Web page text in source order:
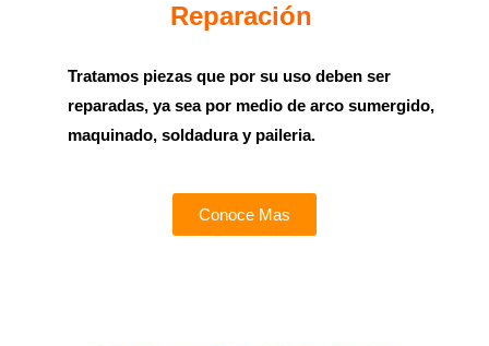
Reparación
Tratamos piezas que por su uso deben ser
reparadas, ya sea por medio de arco sumergido,
maquinado, soldadura y paileria.
Conoce Mas